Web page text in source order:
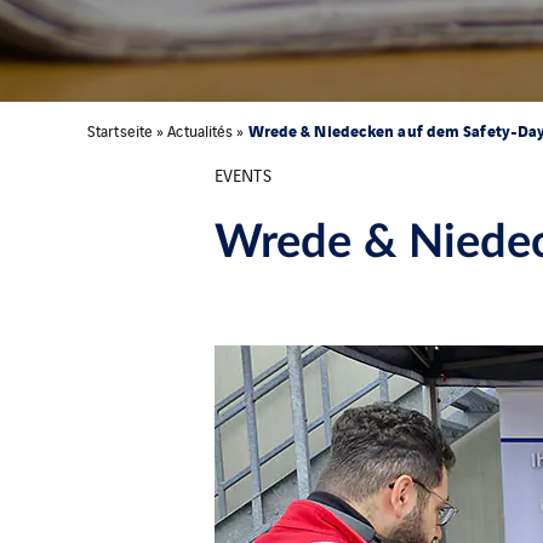
Startseite »Actualités» Wrede & Niedecken auf dem Safety-
EVENTS
Wrede &